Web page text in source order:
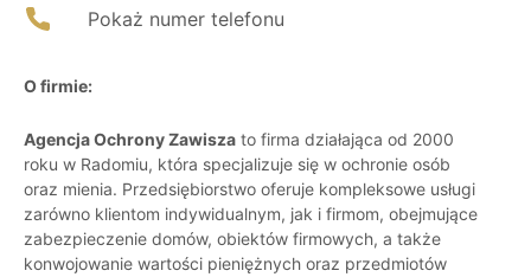
Pokaż numer telefonu
O firmie:
Agencja Ochrony Zawisza to firma działająca od 2000
roku w Radomiu, która specjalizuje się w ochronie osób
oraz mienia. Przedsiębiorstwo oferuje kompleksowe usługi
zarówno klientom indywidualnym, jak i firmom, obejmujące
zabezpieczenie domów, obiektów firmowych, a także
konwojowanie wartości pieniężnych oraz przedmiotów